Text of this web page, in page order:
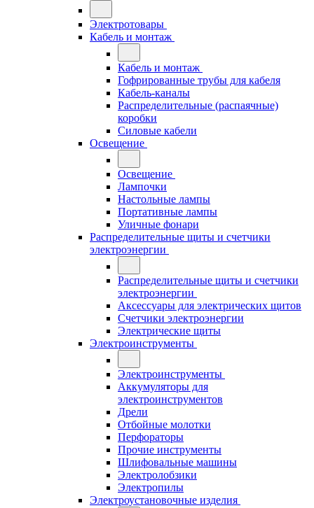
Электротовары
Кабель и монтаж
Кабель и монтаж
Гофрированные трубы для кабеля
Кабель-каналы
Распределительные (распаячные)
коробки
Силовые кабели
Освещение
Освещение
Лампочки
Настольные лампы
Портативные лампы
Уличные фонари
Распределительные щиты и счетчики
электроэнергии
Распределительные щиты и счетчики
электроэнергии
Аксессуары для электрических щитов
Счетчики электроэнергии
Электрические щиты
Электроинструменты
Электроинструменты
Аккумуляторы для
электроинструментов
Дрели
Отбойные молотки
Перфораторы
Прочие инструменты
Шлифовальные машины
Электролобзики
Электропилы
Электроустановочные изделия